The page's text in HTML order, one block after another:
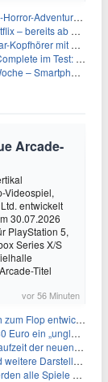
für 27,99€
Monat (statt 17,99€)
mit ANC für 149,99€
viel Technik in nur 8,9 cm Höhe
& SIM-Only im Überblick
Arcade-
Videospiel,
entwickelt
30.07.2026
PlayStation 5,
Series X/S
Titel
vor 56 Minuten
Flop entwickeln
Schnäppchen“
Gameplay-Präsentation
sollen feststehen
Spiele gestreamt